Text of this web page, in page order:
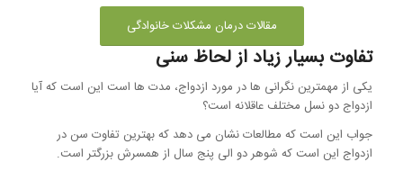
مقالات درمان مشکلات خانوادگی
تفاوت بسیار زیاد از لحاظ سنی
یکی از مهمترین نگرانی ها در مورد ازدواج، مدت ها است این است که آیا
ازدواج دو نسل مختلف عاقلانه است؟
جواب این است که مطالعات نشان می دهد که بهترین تفاوت سن در
ازدواج این است که شوهر دو الی پنج سال از همسرش بزرگتر است.